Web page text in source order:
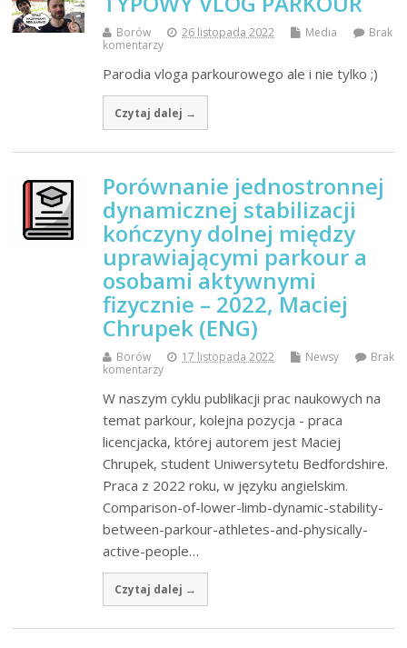
Borów 26 listopada 2022 Media
Brak
komentarzy
Parodia vloga parkourowego ale i nie tylko ;)
Czytaj dalej →
Porównanie jednostronnej
dynamicznej stabilizacji
kończyny dolnej między
uprawiającymi parkour a
osobami aktywnymi
fizycznie – 2022, Maciej
Chrupek (ENG)
Borów 17 listopada 2022 Newsy
Brak
komentarzy
W naszym cyklu publikacji prac naukowych na
temat parkour, kolejna pozycja - praca
licencjacka, której autorem jest Maciej
Chrupek, student Uniwersytetu Bedfordshire.
Praca z 2022 roku, w języku angielskim.
Comparison-of-lower-limb-dynamic-stability-
between-parkour-athletes-and-physically-
active-people…
Czytaj dalej →